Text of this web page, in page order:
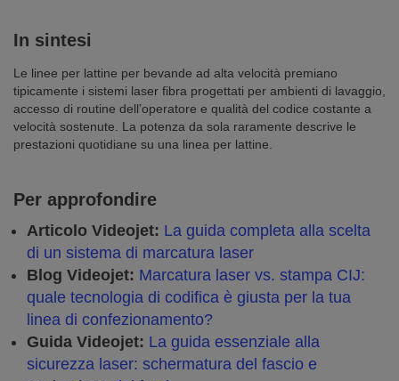
In sintesi
Le linee per lattine per bevande ad alta velocità premiano
tipicamente i sistemi laser fibra progettati per ambienti di lavaggio,
accesso di routine dell’operatore e qualità del codice costante a
velocità sostenute. La potenza da sola raramente descrive le
prestazioni quotidiane su una linea per lattine.
Per approfondire
Articolo Videojet: La guida completa alla scelta
di un sistema di marcatura laser
Blog Videojet: Marcatura laser vs. stampa CIJ:
quale tecnologia di codifica è giusta per la tua
linea di confezionamento?
Guida Videojet: La guida essenziale alla
sicurezza laser: schermatura del fascio e